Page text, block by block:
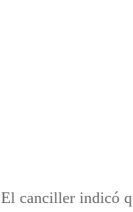
El canciller indicó